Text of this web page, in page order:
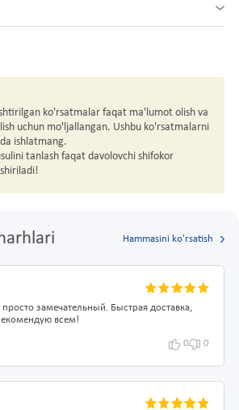
ko'rsatmalar faqat ma'lumot olish va
uchun mo'ljallangan. Ushbu ko'rsatmalarni
ishlatmang.
tanlash faqat davolovchi shifokor
Hammasini ko'rsatish
замечательный. Быстрая доставка,
всем!
0 0